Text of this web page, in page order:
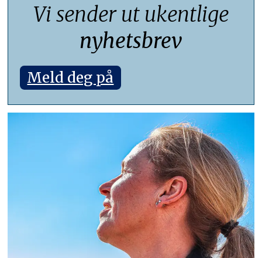
Vi sender ut ukentlige
nyhetsbrev
Meld deg på